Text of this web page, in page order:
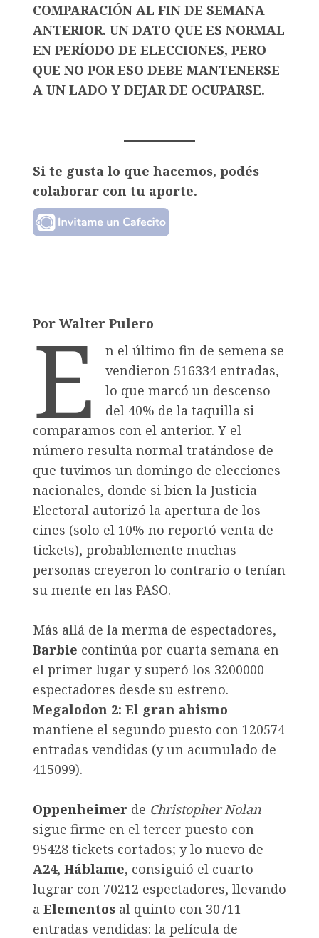
COMPARACIÓN AL FIN DE SEMANA
ANTERIOR. UN DATO QUE ES NORMAL
EN PERÍODO DE ELECCIONES, PERO
QUE NO POR ESO DEBE MANTENERSE
A UN LADO Y DEJAR DE OCUPARSE.
Si te gusta lo que hacemos, podés
colaborar con tu aporte.
Por Walter Pulero
E
n el último fin de semena se
vendieron 516334 entradas,
lo que marcó un descenso
del 40% de la taquilla si
comparamos con el anterior. Y el
número resulta normal tratándose de
que tuvimos un domingo de elecciones
nacionales, donde si bien la Justicia
Electoral autorizó la apertura de los
cines (solo el 10% no reportó venta de
tickets), probablemente muchas
personas creyeron lo contrario o tenían
su mente en las PASO.
Más allá de la merma de espectadores,
Barbie continúa por cuarta semana en
el primer lugar y superó los 3200000
espectadores desde su estreno.
Megalodon 2: El gran abismo
mantiene el segundo puesto con 120574
entradas vendidas (y un acumulado de
415099).
Oppenheimer de Christopher Nolan
sigue firme en el tercer puesto con
95428 tickets cortados; y lo nuevo de
A24, Háblame, consiguió el cuarto
lugrar con 70212 espectadores, llevando
a Elementos al quinto con 30711
entradas vendidas: la película de